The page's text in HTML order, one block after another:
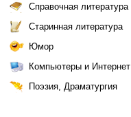
Справочная литература
Старинная литература
Юмор
Компьютеры и Интернет
Поэзия, Драматургия